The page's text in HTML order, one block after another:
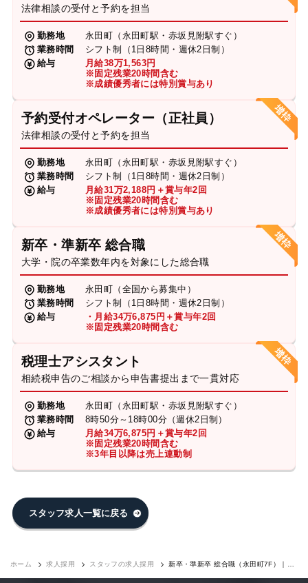
法律相談の受付と予約を担当
勤務地
永田町（永田町駅・赤坂見附駅すぐ）
業務時間
シフト制（1日8時間・週休2日制）
給与
月給38万1,563円
※固定残業20時間含む
※成績優秀者には特別賞与あり
予約受付オペレーター（正社員）
法律相談の受付と予約を担当
勤務地
永田町（永田町駅・赤坂見附駅すぐ）
業務時間
シフト制（1日8時間・週休2日制）
給与
月給31万2,188円＋賞与年2回
※固定残業20時間含む
※成績優秀者には特別賞与あり
新卒・準新卒 総合職
大学・院の卒業数年内を対象にした総合職
勤務地
永田町（全国から募集中）
業務時間
シフト制（1日8時間・週休2日制）
給与
・月給34万6,875円＋賞与年2回
※固定残業20時間含む
税理士アシスタント
相続税申告のご相談から申告書提出まで一貫対応
勤務地
永田町（永田町駅・赤坂見附駅すぐ）
業務時間
8時50分～18時00分（週休2日制）
給与
月給34万6,875円＋賞与年2回
※固定残業20時間含む
※3年目以降は売上連動制
スタッフ求人一覧に戻る
ホーム 求人採用 スタッフの求人採用
新卒・準新卒 総合職（永田町7F）｜求